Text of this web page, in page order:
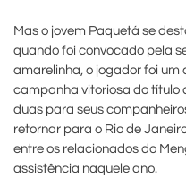
Mas o jovem Paquetá se
quando foi convocado pela
amarelinha, o jogador foi um
campanha vitoriosa do título
duas para seus
retornar para o Rio de
entre os relacionados do
assistência naquele ano.